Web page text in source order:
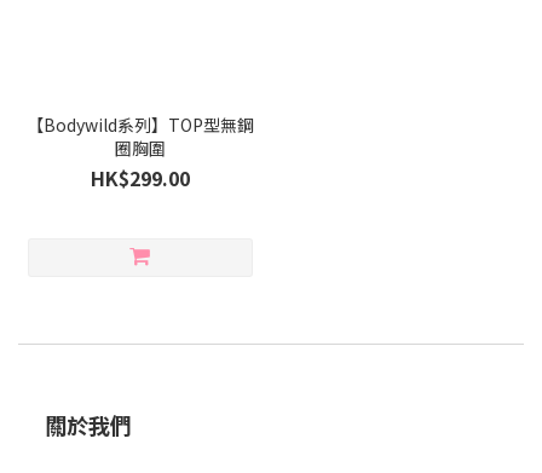
【Bodywild系列】TOP型無鋼
圈胸圍
HK$299.00
關於我們